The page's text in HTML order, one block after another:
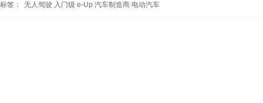
标签： 无人驾驶 入门级 e-Up 汽车制造商 电动汽车